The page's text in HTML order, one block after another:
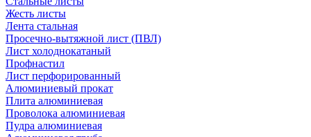
Жесть листы
Лента стальная
Просечно-вытяжной лист (ПВЛ)
Лист холоднокатаный
Профнастил
Лист перфорированный
Алюминиевый прокат
Плита алюминиевая
Проволока алюминиевая
Пудра алюминиевая